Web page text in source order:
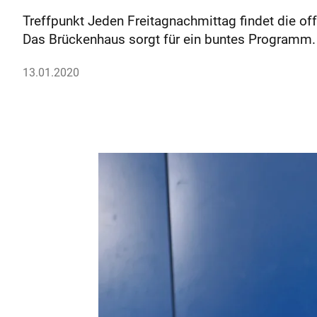
Treffpunkt Jeden Freitagnachmittag findet die
Das Brückenhaus sorgt für ein buntes
13.01.2020